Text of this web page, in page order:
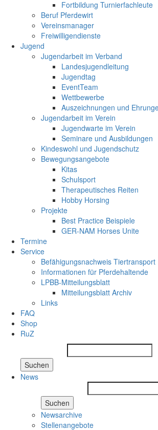
Fortbildung Turnierfachleute
Beruf Pferdewirt
Vereinsmanager
Freiwilligendienste
Jugend
Jugendarbeit im Verband
Landesjugendleitung
Jugendtag
EventTeam
Wettbewerbe
Auszeichnungen und
Jugendarbeit im Verein
Jugendwarte im Verein
Seminare und Ausbildungen
Kindeswohl und Jugendschutz
Bewegungsangebote
Kitas
Schulsport
Therapeutisches Reiten
Hobby Horsing
Projekte
Best Practice Beispiele
GER-NAM Horses Unite
Termine
Service
Befähigungsnachweis Tiertransport
Informationen für Pferdehaltende
LPBB-Mitteilungsblatt
Mitteilungsblatt Archiv
Links
FAQ
Shop
RuZ
Suchen
News
Suchen
Newsarchive
Stellenangebote